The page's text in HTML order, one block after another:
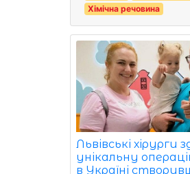
Хімічна речовина
Львівські хірурги
унікальну
в Україні